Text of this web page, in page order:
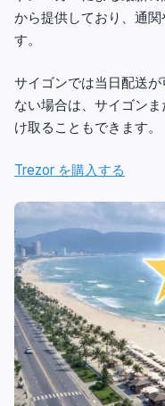
から提供しており、通
す。
サイゴンでは当日配送
ない場合は、サイゴンま
け取ることもできます。
Trezor を購入する